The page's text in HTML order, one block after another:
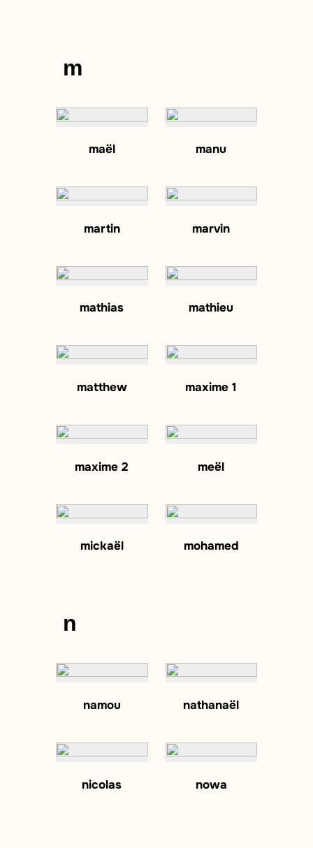
m
maël manu
martin marvin
mathias mathieu
matthew maxime 1
maxime 2 meël
mickaël mohamed
n
namou nathanaël
nicolas nowa